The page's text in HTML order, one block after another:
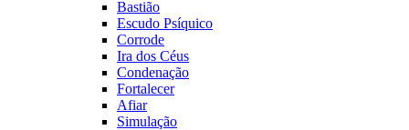
Bastião
Escudo Psíquico
Corrode
Ira dos Céus
Condenação
Fortalecer
Afiar
Simulação